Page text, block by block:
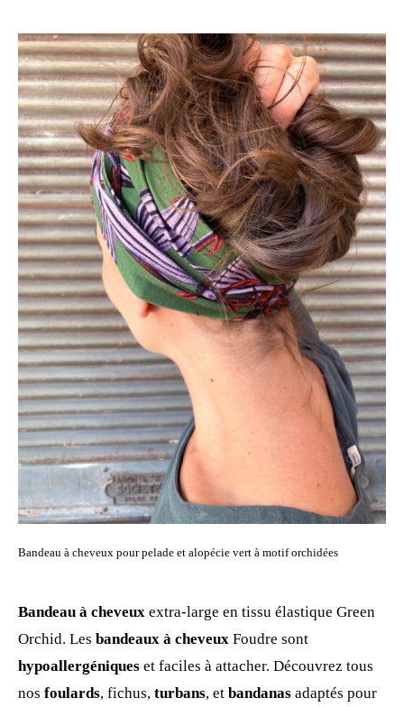
Bandeau à cheveux pour pelade et alopécie vert à motif orchidées
Bandeau à cheveux extra-large en tissu élastique Green
Orchid. Les bandeaux à cheveux Foudre sont
hypoallergéniques et faciles à attacher. Découvrez tous
nos foulards, fichus, turbans, et bandanas adaptés pour